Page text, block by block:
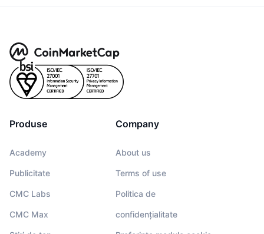
Produse
Academy
Publicitate
CMC Labs
CMC Max
Company
About us
Terms of use
Politica de
confidențialitate